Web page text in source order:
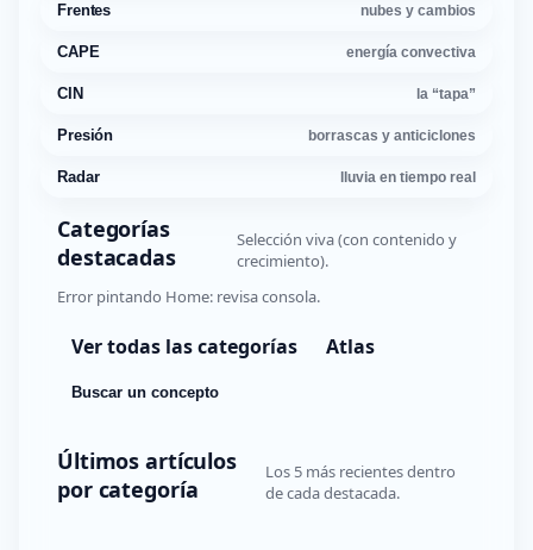
Frentes nubes y cambios
CAPE energía convectiva
CIN la “tapa”
Presión borrascas y anticiclones
Radar lluvia en tiempo real
Categorías
destacadas
Selección viva (con contenido y
crecimiento).
Error pintando Home: revisa consola.
Ver todas las categorías Atlas
Buscar un concepto
Últimos artículos
por categoría
Los 5 más recientes dentro
de cada destacada.